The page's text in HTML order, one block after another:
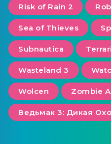
Risk of Rain 2
Sea of ​​Thieves
Subnautica
Wasteland 3
Wolcen Zombie
Ведьмак 3: Дикая